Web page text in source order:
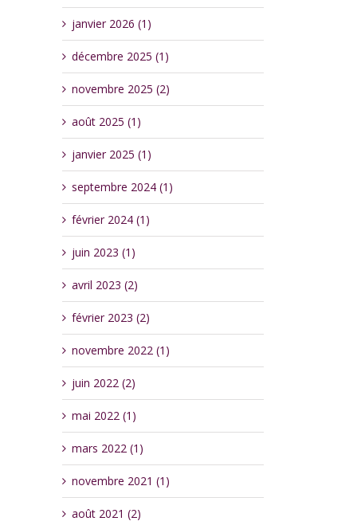
janvier 2026 (1)
décembre 2025 (1)
novembre 2025 (2)
août 2025 (1)
janvier 2025 (1)
septembre 2024 (1)
février 2024 (1)
juin 2023 (1)
avril 2023 (2)
février 2023 (2)
novembre 2022 (1)
juin 2022 (2)
mai 2022 (1)
mars 2022 (1)
novembre 2021 (1)
août 2021 (2)